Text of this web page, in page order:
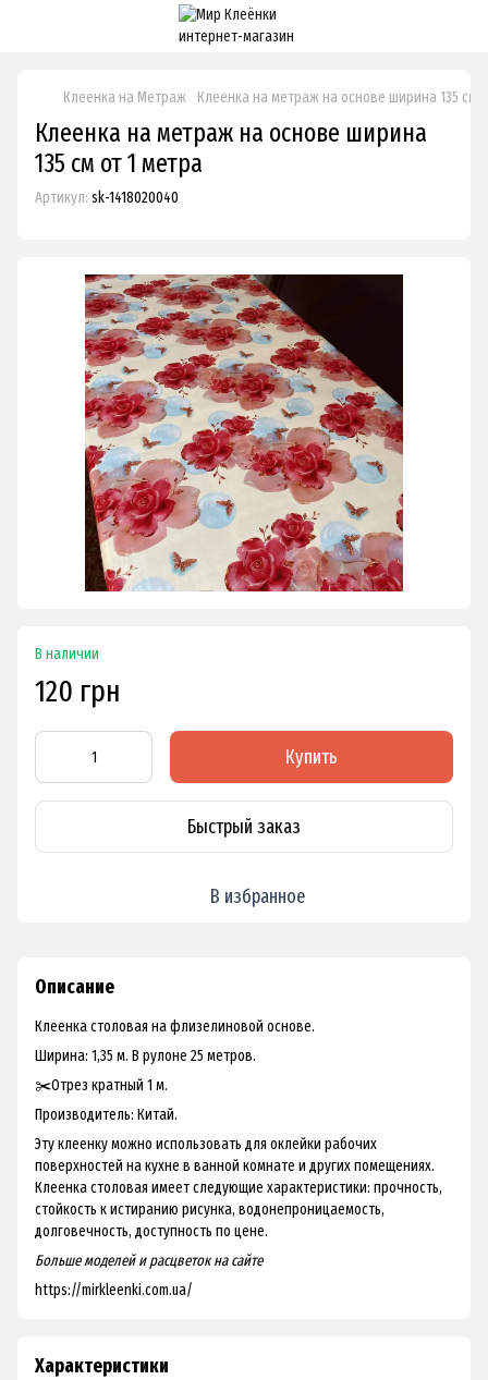
Клеенка на Метраж Клеенка на метраж на основе ширина 135 см
Клеенка на метраж на основе ширина
135 см от 1 метра
Артикул: sk-1418020040
В наличии
120 грн
Купить
Быстрый заказ
В избранное
Описание
Клеенка столовая на флизелиновой основе.
Ширина: 1,35 м. В рулоне 25 метров.
✂️Отрез кратный 1 м.
Производитель: Китай.
Эту клеенку можно использовать для оклейки рабочих
поверхностей на кухне в ванной комнате и других помещениях.
Клеенка столовая имеет следующие характеристики: прочность,
стойкость к истиранию рисунка, водонепроницаемость,
долговечность, доступность по цене.
Больше моделей и расцветок насайте
https://mirkleenki.com.ua/
Характеристики